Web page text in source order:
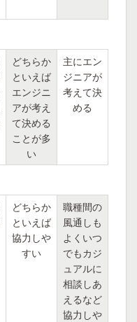
どちらか
といえば
エンジニ
アが考え
て決める
ことが多
い
主にエン
ジニアが
考えて決
める
どちらか
といえば
協力しや
すい
職種間の
風通しも
よくいつ
でもカジ
ュアルに
相談しあ
えるなど
協力しや